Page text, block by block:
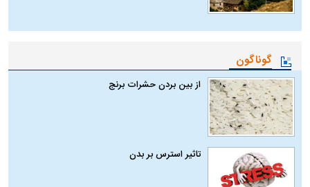
گوناگون
از بین بردن حشرات برنج
تاثیر استرس بر بدن